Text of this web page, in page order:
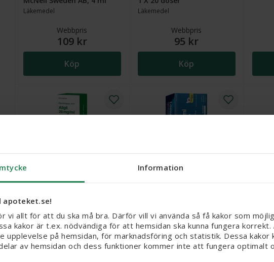
Information
apoteket.se!
vi allt för att du ska må bra. Därför vill vi använda så få kakor som
kakor är t.ex. nödvändiga för att hemsidan ska kunna fungera
upplevelse på hemsidan, för marknadsföring och statistik. Dessa
av hemsidan och dess funktioner kommer inte att fungera optimalt
Läkemedel
Webbpris
109 kr
Köp
Läkemedel
Webbpris
95 kr
Köp
lösning 20 mg/ml, 10 ml
Webbpris
69 kr
Läkemedel
Webbpris
269 kr